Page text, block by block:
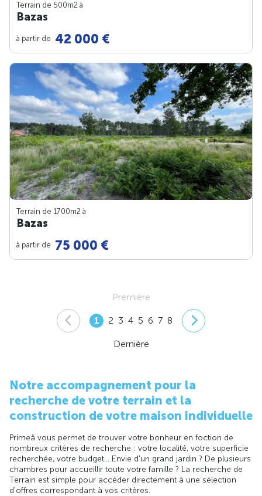
Terrain de 500m2 à
Bazas
à partir de 42 000 €
Terrain de 1700m2 à
Bazas
à partir de 75 000 €
Première
1 2 3 4 5 6 7 8
Dernière
Notre accompagnement pour la
recherche de votre terrain et la
construction de votre maison individuelle
Primeâ vous permet de trouver votre bonheur en foction de
nombreux critères de recherche : votre localité, votre superficie
recherchée, votre budget... Envie d'un grand jardin ? De plusieurs
chambres pour accueillir toute votre famille ? La recherche de
Terrain est simple pour accéder directement à une sélection
d'offres correspondant à vos critères.